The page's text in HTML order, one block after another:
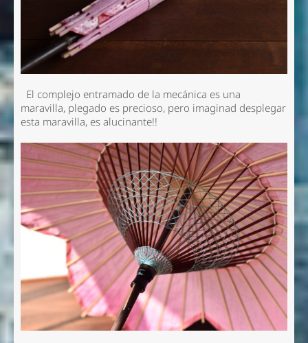
El complejo entramado de la mecánica es una
maravilla, plegado es precioso, pero imaginad desplegar
esta maravilla, es alucinante!!